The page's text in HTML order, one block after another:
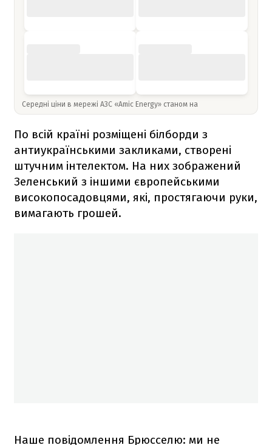
Середні ціни в мережі АЗС «Amic Energy» станом на
По всій країні розміщені білборди з
антиукраїнськими закликами, створені
штучним інтелектом. На них зображений
Зеленський з іншими європейськими
високопосадовцями, які, простягаючи руки,
вимагають грошей.
Наше повідомлення Брюсселю: ми не